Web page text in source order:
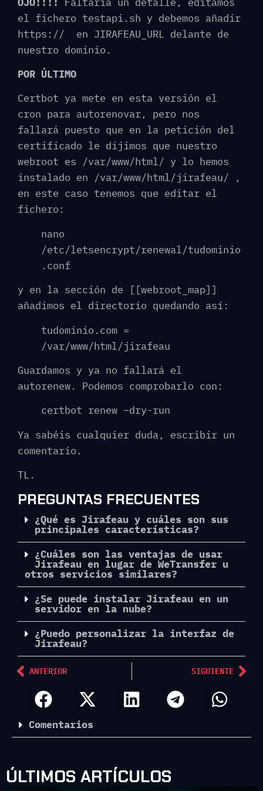
el fichero testapi.sh y debemos añadir
https:// en JIRAFEAU_URL delante de
nuestro dominio.
POR ÚLTIMO
Certbot ya mete en esta versión el
cron para autorenovar, pero nos
fallará puesto que en la petición del
certificado le dijimos que nuestro
webroot es /var/www/html/ y lo hemos
instalado en /var/www/html/jirafeau/ ,
en este caso tenemos que editar el
fichero:
nano
/etc/letsencrypt/renewal/tudominio
.conf
y en la sección de [[webroot_map]]
añadimos el directorio quedando así:
tudominio.com =
/var/www/html/jirafeau
Guardamos y ya no fallará el
autorenew. Podemos comprobarlo con:
certbot renew –dry-run
Ya sabéis cualquier duda, escribir un
comentario.
TL.
PREGUNTAS FRECUENTES
¿Qué es Jirafeau y cuáles son sus
principales características?
¿Cuáles son las ventajas de usar
Jirafeau en lugar de WeTransfer u
otros servicios similares?
¿Se puede instalar Jirafeau en un
servidor en la nube?
¿Puedo personalizar la interfaz de
Jirafeau?
ANTERIOR SIGUIENTE
Comentarios
ÚLTIMOS ARTÍCULOS